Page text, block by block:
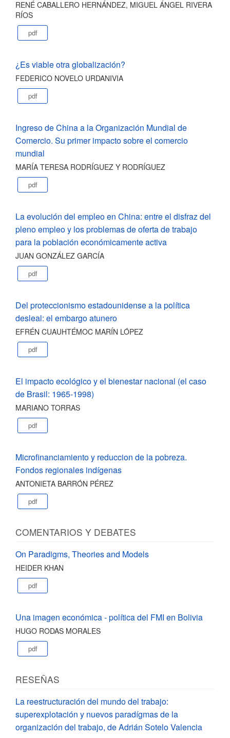
RENÉ CABALLERO HERNÁNDEZ, MIGUEL ÁNGEL RIVERA
RÍOS
pdf
¿Es viable otra globalización?
FEDERICO NOVELO URDANIVIA
pdf
Ingreso de China a la Organización Mundial de
Comercio. Su primer impacto sobre el comercio
mundial
MARÍA TERESA RODRÍGUEZ Y RODRÍGUEZ
pdf
La evolución del empleo en China: entre el disfraz del
pleno empleo y los problemas de oferta de trabajo
para la población económicamente activa
JUAN GONZÁLEZ GARCÍA
pdf
Del proteccionismo estadounidense a la política
desleal: el embargo atunero
EFRÉN CUAUHTÉMOC MARÍN LÓPEZ
pdf
El impacto ecológico y el bienestar nacional (el caso
de Brasil: 1965-1998)
MARIANO TORRAS
pdf
Microfinanciamiento y reduccion de la pobreza.
Fondos regionales indígenas
ANTONIETA BARRÓN PÉREZ
pdf
COMENTARIOS Y DEBATES
On Paradigms, Theories and Models
HEIDER KHAN
pdf
Una imagen económica - política del FMI en Bolivia
HUGO RODAS MORALES
pdf
RESEÑAS
La reestructuración del mundo del trabajo:
superexplotación y nuevos paradígmas de la
organización del trabajo, de Adrián Sotelo Valencia